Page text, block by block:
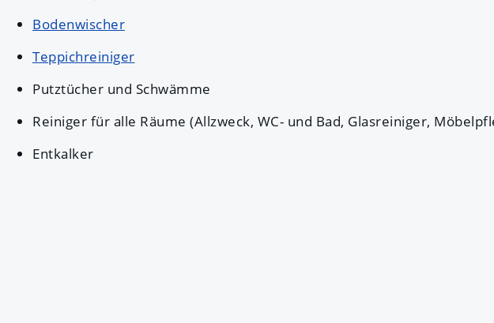
Bodenwischer
Teppichreiniger
Putztücher und Schwämme
Reiniger für alle Räume (Allzweck, WC- und Bad, Glasreiniger,
Entkalker